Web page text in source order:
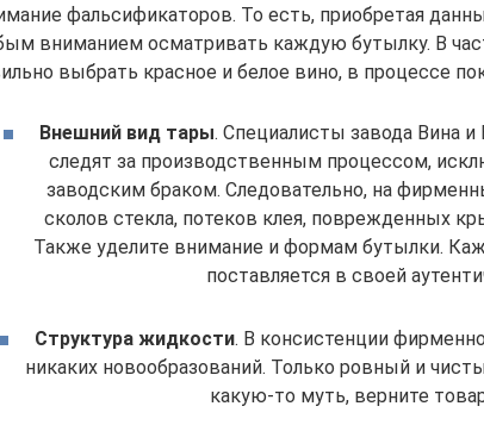
фальсификаторов. То есть, приобретая
вниманием осматривать каждую бутылку. В
выбрать красное и белое вино, в процессе
Внешний вид тары. Специалисты завода Вина
следят за производственным процессом,
заводским браком. Следовательно, на
сколов стекла, потеков клея, поврежденных
Также уделите внимание и формам бутылки.
поставляется в своей
Структура жидкости. В консистенции
никаких новообразований. Только ровный и
какую-то муть, верните